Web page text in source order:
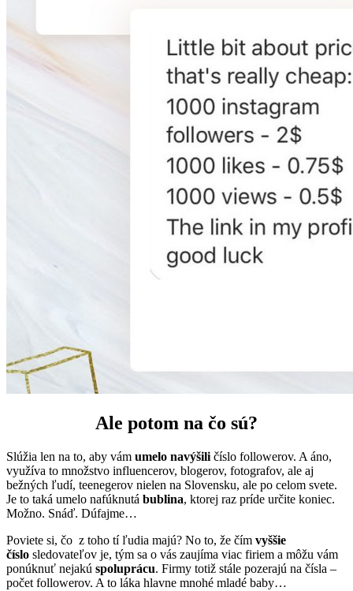
Ale potom na čo sú?
Slúžia len na to, aby vám umelo navýšili číslo followerov. A áno,
využíva to množstvo influencerov, blogerov, fotografov, ale aj
bežných ľudí, teenegerov nielen na Slovensku, ale po celom svete.
Je to taká umelo nafúknutá bublina, ktorej raz príde určite koniec.
Možno. Snáď. Dúfajme…
Poviete si, čo z toho tí ľudia majú? No to, že čím vyššie
číslo sledovateľov je, tým sa o vás zaujíma viac firiem a môžu vám
ponúknuť nejakú spoluprácu. Firmy totiž stále pozerajú na čísla –
počet followerov. A to láka hlavne mnohé mladé baby…